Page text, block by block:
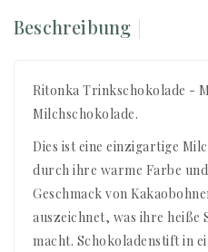
Beschreibung
Ritonka Trinkschokolade -
Milchschokolade.
Dies ist eine einzigartige
durch ihre warme Farbe
Geschmack von
auszeichnet, was ihre heiße
macht. Schokoladenstift in